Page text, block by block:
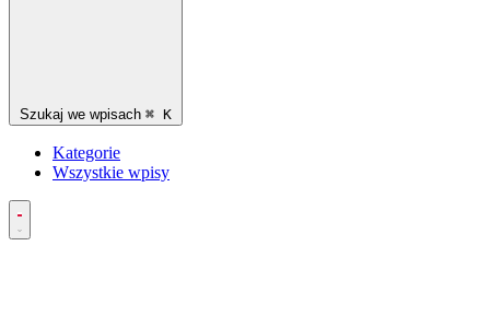
Szukaj we wpisach ⌘ K
Kategorie
Wszystkie wpisy